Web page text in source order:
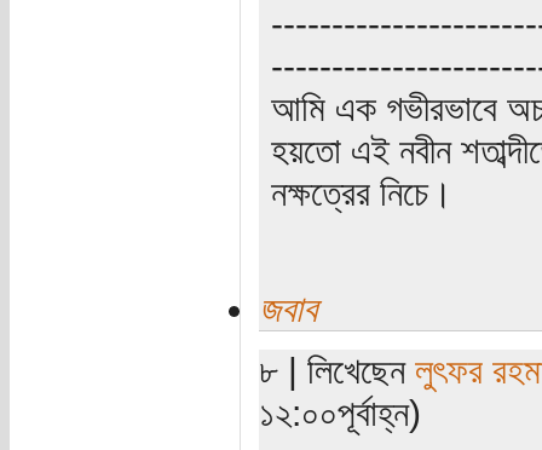
আমি এক গভীরভাবে
হয়তো এই নবীন
নক্ষত্রের নিচে।
জবাব
৮ | লিখেছেন লুৎফর
১২:০০পূর্বাহ্ন)